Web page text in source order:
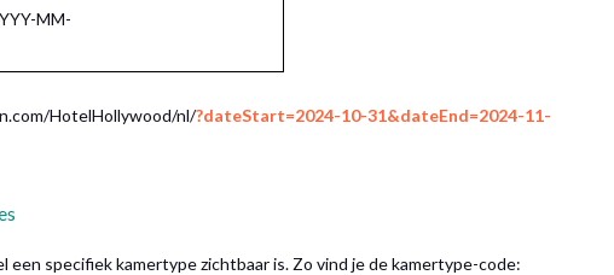
MM-
HotelHollywood/nl/?dateStart=2024-10-31&dateEnd=2024-11-
een specifiek kamertype zichtbaar is. Zo vind je de kamertype-code: